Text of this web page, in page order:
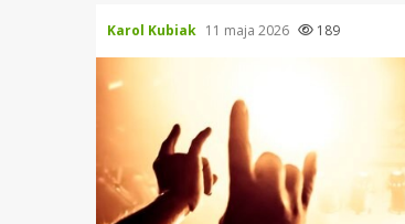
Karol Kubiak 11 maja 2026 189